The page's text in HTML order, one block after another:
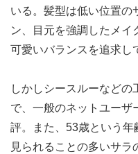
いる。髪型は低い位置の
ン、目元を強調したメイ
可愛いバランスを追求し
しかしシースルーなどの
で、一般のネットユーザ
評。また、53歳という年
見られることの多いサ